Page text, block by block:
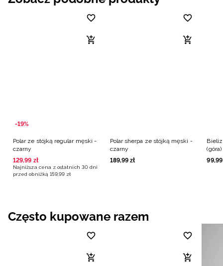
-19%
Polar ze stójką regular męski -
czarny
129,99 zł
Najniższa cena z ostatnich 30 dni
przed obniżką 159,99 zł
Polar sherpa ze stójką męski -
czarny
189,99 zł
99,99
Często kupowane razem